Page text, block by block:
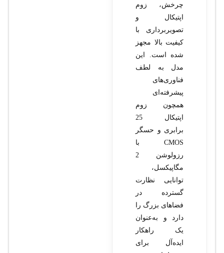
چرخش، زوم
اپتیکال و
تصویربرداری با
کیفیت بالا مجهز
شده است. این
مدل به لطف
فناوری‌های
پیشرفته‌ای
همچون زوم
اپتیکال 25
برابری و حسگر
CMOS با
رزولوشن 2
مگاپیکسل،
توانایی نظارت
گسترده در
فضاهای بزرگ را
دارد و به‌عنوان
یک راهکار
ایده‌آل برای